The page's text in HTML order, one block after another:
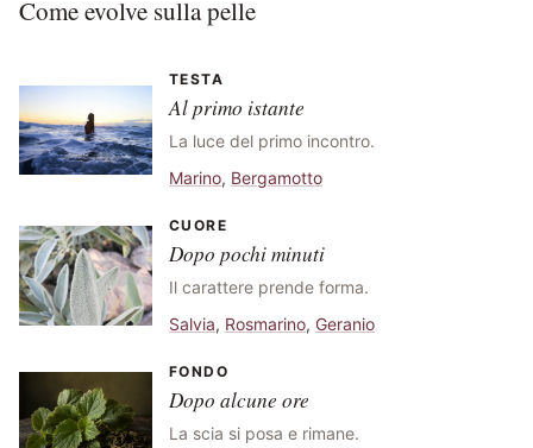
Come evolve sulla pelle
TESTA
Al primo istante
La luce del primo incontro.
Marino, Bergamotto
CUORE
Dopo pochi minuti
Il carattere prende forma.
Salvia, Rosmarino, Geranio
FONDO
Dopo alcune ore
La scia si posa e rimane.